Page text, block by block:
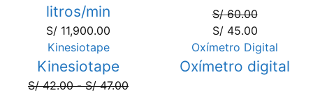
litros/min
S/ 11,900.00
S/60.00
S/45.00
Kinesiotape
Kinesiotape
S/42.00-S/47.00
Oxímetro Digital
Oxímetro digital